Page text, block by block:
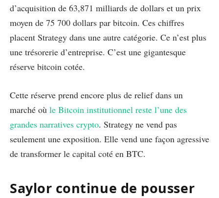
d’acquisition de 63,871 milliards de dollars et un prix
moyen de 75 700 dollars par bitcoin. Ces chiffres
placent Strategy dans une autre catégorie. Ce n’est plus
une trésorerie d’entreprise. C’est une gigantesque
réserve bitcoin cotée.
Cette réserve prend encore plus de relief dans un
marché où le Bitcoin institutionnel reste l’une des
grandes narratives crypto. Strategy ne vend pas
seulement une exposition. Elle vend une façon agressive
de transformer le capital coté en BTC.
Saylor continue de pousser